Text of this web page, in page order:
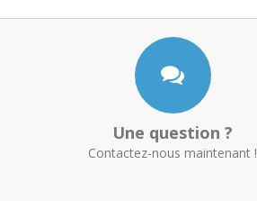
Une question ?
Contactez-nous maintenant !